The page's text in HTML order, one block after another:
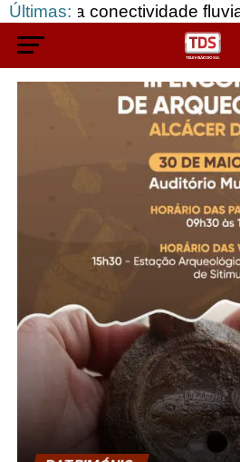
Últimas:
da conectividade fluvial do